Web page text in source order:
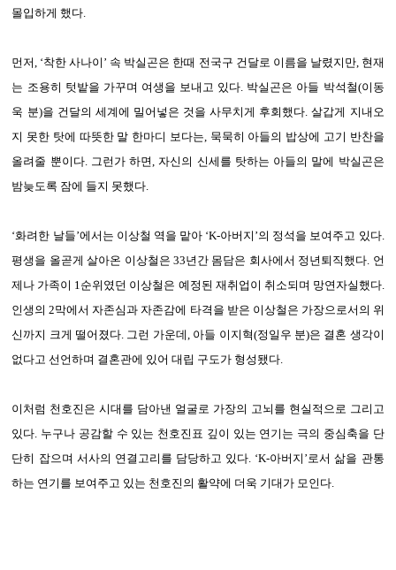
몰입하게 했다.
먼저, ‘착한 사나이’ 속 박실곤은 한때 전국구 건달로 이름을 날렸지만, 현재
는 조용히 텃밭을 가꾸며 여생을 보내고 있다. 박실곤은 아들 박석철(이동
욱 분)을 건달의 세계에 밀어넣은 것을 사무치게 후회했다. 살갑게 지내오
지 못한 탓에 따뜻한 말 한마디 보다는, 묵묵히 아들의 밥상에 고기 반찬을
올려줄 뿐이다. 그런가 하면, 자신의 신세를 탓하는 아들의 말에 박실곤은
밤늦도록 잠에 들지 못했다.
‘화려한 날들’에서는 이상철 역을 맡아 ‘K-아버지’의 정석을 보여주고 있다.
평생을 올곧게 살아온 이상철은 33년간 몸담은 회사에서 정년퇴직했다. 언
제나 가족이 1순위였던 이상철은 예정된 재취업이 취소되며 망연자실했다.
인생의 2막에서 자존심과 자존감에 타격을 받은 이상철은 가장으로서의 위
신까지 크게 떨어졌다. 그런 가운데, 아들 이지혁(정일우 분)은 결혼 생각이
없다고 선언하며 결혼관에 있어 대립 구도가 형성됐다.
이처럼 천호진은 시대를 담아낸 얼굴로 가장의 고뇌를 현실적으로 그리고
있다. 누구나 공감할 수 있는 천호진표 깊이 있는 연기는 극의 중심축을 단
단히 잡으며 서사의 연결고리를 담당하고 있다. ‘K-아버지’로서 삶을 관통
하는 연기를 보여주고 있는 천호진의 활약에 더욱 기대가 모인다.